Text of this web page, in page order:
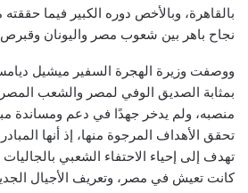
بالقاهرة، وبالأخص دوره الكبير فيما
نجاح باهر بين شعوب مصر واليونان
ووصفت وزيرة الهجرة السفير ميشيل
بمثابة الصديق الوفي لمصر والشعب
منصبه، ولم يدخر جهدًا في دعم ومساندة
تحقق الأهداف المرجوة منها، إذ أنها
تهدف إلى إحياء الاحتفاء الشعبي بالجاليات
كانت تعيش في مصر، وتعريف الأجيال